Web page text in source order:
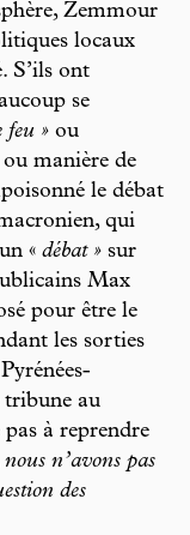
Zemmour
locaux
S’ils ont
se
feu » ou
ou manière de
le débat
qui
« débat » sur
Max
pour être le
les sorties
tribune au
pas à reprendre
n’avons pas
des